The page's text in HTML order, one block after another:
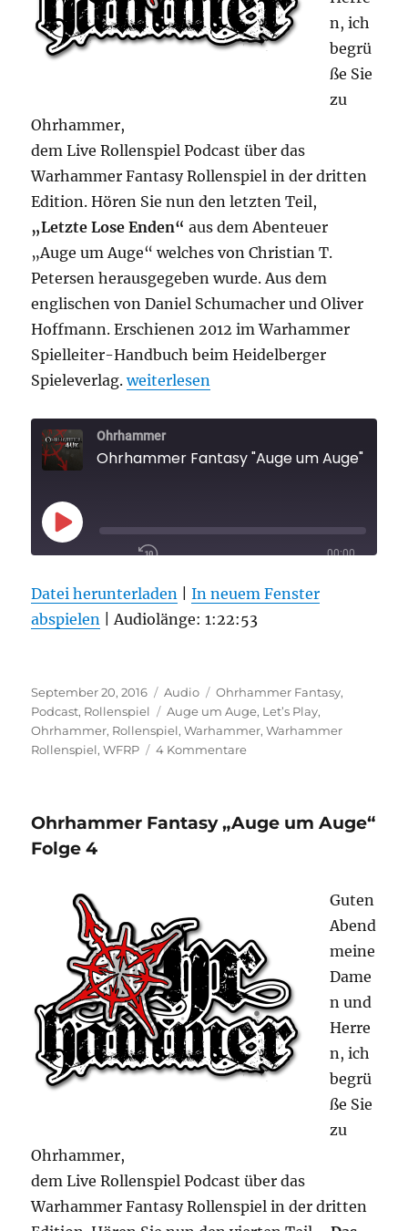
n, ich
begrü
ße Sie
zu
Ohrhammer,
dem Live Rollenspiel Podcast über das
Warhammer Fantasy Rollenspiel in der dritten
Edition. Hören Sie nun den letzten Teil,
„Letzte Lose Enden“ aus dem Abenteuer
„Auge um Auge“ welches von Christian T.
Petersen herausgegeben wurde. Aus dem
englischen von Daniel Schumacher und Oliver
Hoffmann. Erschienen 2012 im Warhammer
Spielleiter-Handbuch beim Heidelberger
Spieleverlag.„Ohrhammer Fantasy „Auge um
weiterlesen
Ohrhammer
PLAY
EPISODE
00:00
ABONNIEREN
TEILEN
LINK
Datei herunterladen |In neuem Fenster
abspielen |Audiolänge: 1:22:53
Veröffentlicht
am
September 20, 2016 Format
Audio Kategorien
Ohrhammer Fantasy,
Podcast, Rollenspiel Schlagwörter
Auge um Auge, Let’s Play,
Ohrhammer, Rollenspiel,Warhammer,Warhammer
Rollenspiel,WFRP 4 Kommentarezu
um
Ohrhammer Fantasy „Auge um Auge“
Folge 4
Guten
Abend
meine
Dame
n und
Herre
n, ich
begrü
ße Sie
zu
Ohrhammer,
dem Live Rollenspiel Podcast über das
Warhammer Fantasy Rollenspiel in der dritten